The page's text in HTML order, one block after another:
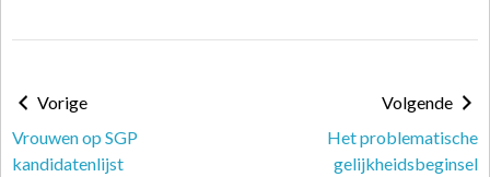
Vorige
Vrouwen op SGP
kandidatenlijst
Volgende
Het problematische
gelijkheidsbeginsel